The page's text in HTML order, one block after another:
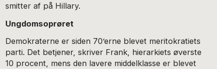
smitter af på Hillary.
Ungdomsoprøret
Demokraterne er siden 70’erne blevet meritokratiets
parti. Det betjener, skriver Frank, hierarkiets øverste
10 procent, mens den lavere middelklasse er blevet